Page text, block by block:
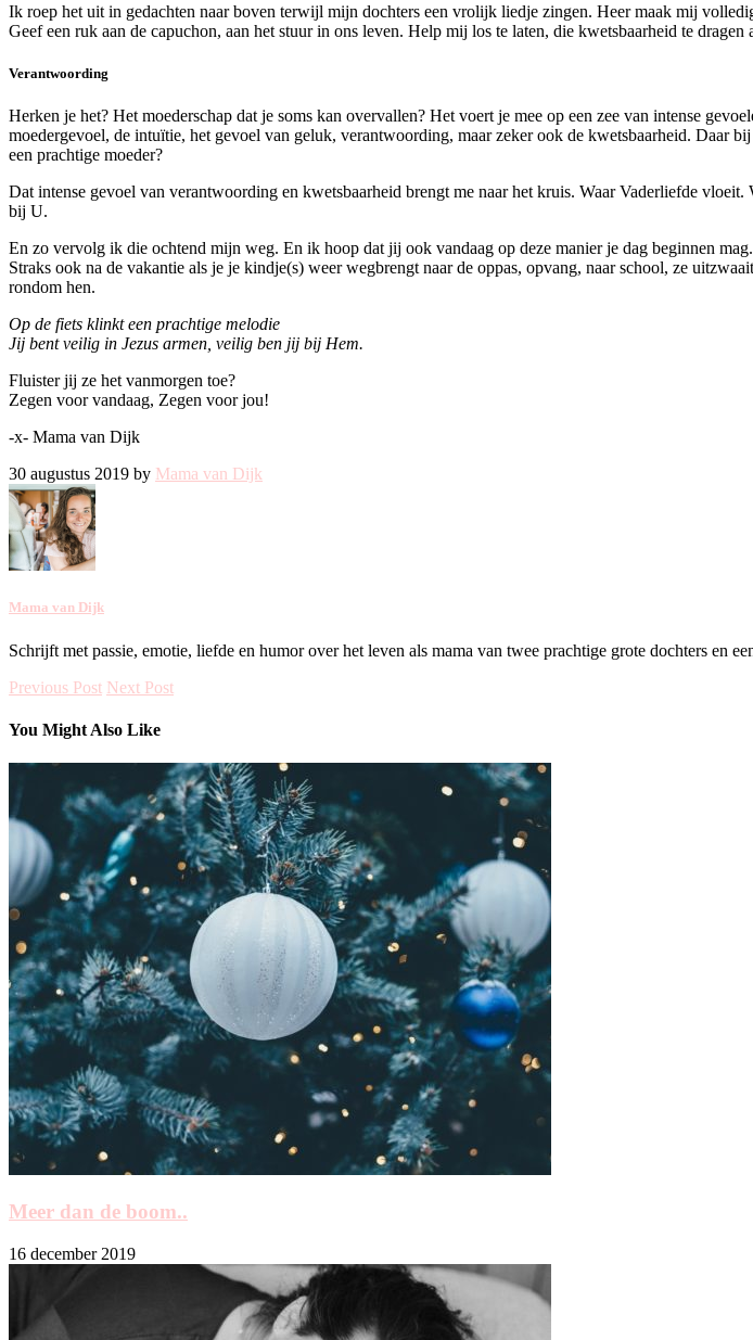
Ik roep het uit in gedachten naar boven terwijl mijn dochters een vrolijk liedje zingen. Heer maak mij
Geef een ruk aan de capuchon, aan het stuur in ons leven. Help mij los te laten, die kwetsbaarheid te
Verantwoording
Herken je het? Het moederschap dat je soms kan overvallen? Het voert je mee op een zee van intense
moedergevoel, de intuïtie, het gevoel van geluk, verantwoording, maar zeker ook de kwetsbaarheid. Daar
een prachtige moeder?
Dat intense gevoel van verantwoording en kwetsbaarheid brengt me naar het kruis. Waar Vaderliefde
bij U.
En zo vervolg ik die ochtend mijn weg. En ik hoop dat jij ook vandaag op deze manier je dag beginnen mag.
Straks ook na de vakantie als je je kindje(s) weer wegbrengt naar de oppas, opvang, naar school, ze
rondom hen.
Op de fiets klinkt een prachtige melodie
Jij bent veilig in Jezus armen, veilig ben jij bij Hem.
Fluister jij ze het vanmorgen toe?
Zegen voor vandaag, Zegen voor jou!
-x- Mama van Dijk
30 augustus 2019 by Mama van Dijk
Mama van Dijk
Schrijft met passie, emotie, liefde en humor over het leven als mama van twee prachtige grote dochters en
Previous Post Next Post
You Might Also Like
Meer dan de boom..
16 december 2019